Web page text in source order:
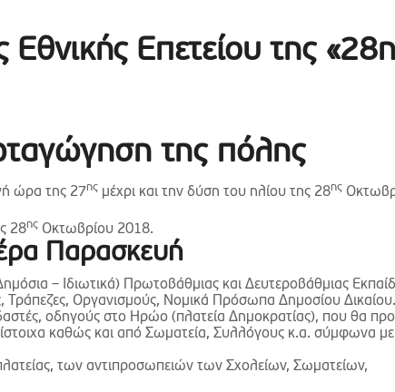
Επετείου της
της πόλης
ώρα της 27ης μέχρι και την δύση του ηλίου της 28ης
28ης Οκτωβρίου 2018.
Παρασκευή
– Ιδιωτικά) Πρωτοβάθμιας και Δευτεροβάθμιας
Τράπεζες, Οργανισμούς, Νομικά Πρόσωπα Δημοσίου Δικαίου.
οδηγούς στο Ηρώο (πλατεία Δημοκρατίας), που θα
καθώς και από Σωματεία, Συλλόγους κ.α. σύμφωνα
των αντιπροσωπειών των Σχολείων, Σωματείων,